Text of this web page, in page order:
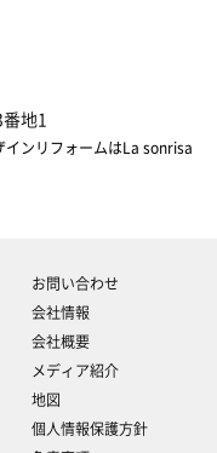
地1
インリフォームはLa sonrisa
お問い合わせ
会社情報
会社概要
メディア紹介
地図
個人情報保護方針